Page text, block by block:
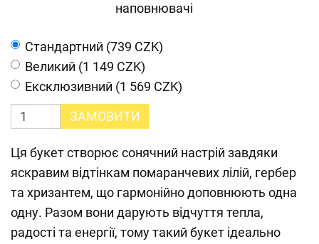
наповнювачі
Cтандартний (739 CZK)
Великий (1 149 CZK)
Ексклюзивний (1 569 CZK)
ЗАМОВИТИ
Ця букет створює сонячний настрій завдяки
яскравим відтінкам помаранчевих лілій, гербер
та хризантем, що гармонійно доповнюють одна
одну. Разом вони дарують відчуття тепла,
радості та енергії, тому такий букет ідеально